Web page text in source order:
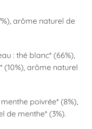
arôme naturel de
: thé blanc* (66%),
(10%), arôme naturel
poivrée* (8%),
de menthe* (3%).